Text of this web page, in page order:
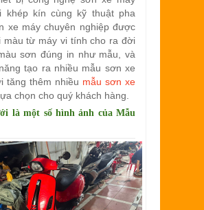
khép kín cùng kỹ thuật pha
xe máy chuyên nghiệp được
màu từ máy vi tính cho ra đời
sơn đúng in như mẫu, và
tạo ra nhiều mẫu sơn xe
tăng thêm nhiều mẫu sơn xe
chọn cho quý khách hàng.
là một số hình ảnh của Mẫu